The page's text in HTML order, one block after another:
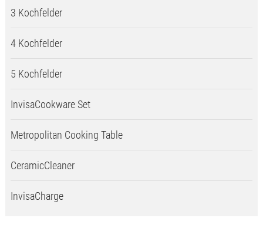
3 Kochfelder
4 Kochfelder
5 Kochfelder
InvisaCookware Set
Metropolitan Cooking Table
CeramicCleaner
InvisaCharge